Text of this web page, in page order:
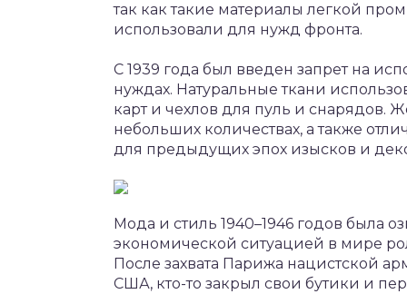
так как такие материалы легкой
использовали для нужд фронта.
С 1939 года был введен запрет на
нуждах. Натуральные ткани
карт и чехлов для пуль и снарядов.
небольших количествах, а также
для предыдущих эпох изысков и
Мода и стиль 1940–1946 годов была
экономической ситуацией в мире
После захвата Парижа нацистской
США, кто-то закрыл свои бутики и